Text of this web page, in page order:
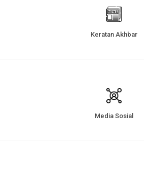
Keratan Akhbar
Media Sosial